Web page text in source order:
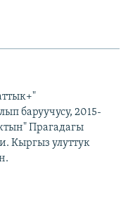
баруучусу, 2015-
Прагадагы
Кыргыз улуттук